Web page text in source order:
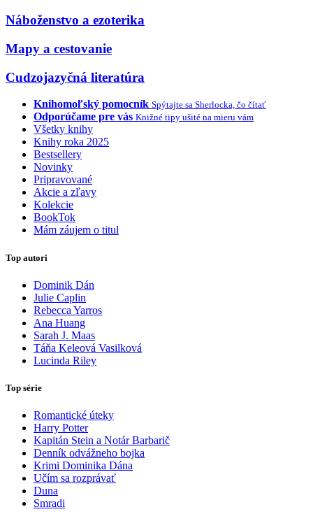
Náboženstvo a ezoterika
Mapy a cestovanie
Cudzojazyčná literatúra
Knihomoľský pomocník Spýtajte sa Sherlocka, čo čítať
Odporúčame pre vás Knižné tipy ušité na mieru vám
Všetky knihy
Knihy roka 2025
Bestsellery
Novinky
Pripravované
Akcie a zľavy
Kolekcie
BookTok
Mám záujem o titul
Top autori
Dominik Dán
Julie Caplin
Rebecca Yarros
Ana Huang
Sarah J. Maas
Táňa Keleová Vasilková
Lucinda Riley
Top série
Romantické úteky
Harry Potter
Kapitán Stein a Notár Barbarič
Denník odvážneho bojka
Krimi Dominika Dána
Učím sa rozprávať
Duna
Smradi